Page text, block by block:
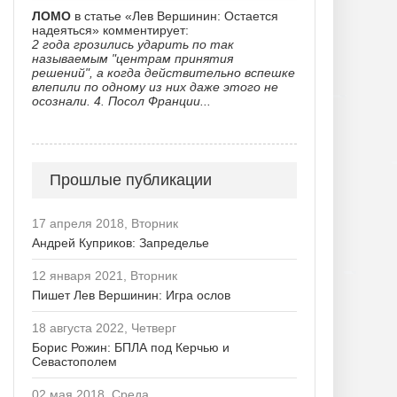
ЛОМО в статье «Лев Вершинин: Остается
надеяться» комментирует:
2 года грозились ударить по так
называемым "центрам принятия
решений", а когда действительно вспешке
влепили по одному из них даже этого не
осознали. 4. Посол Франции...
Прошлые публикации
17 апреля 2018, Вторник
Андрей Куприков: Запределье
12 января 2021, Вторник
Пишет Лев Вершинин: Игра ослов
18 августа 2022, Четверг
Борис Рожин: БПЛА под Керчью и
Севастополем